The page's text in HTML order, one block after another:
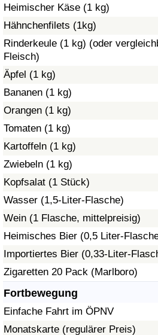
Heimischer Käse (1 kg)
Hähnchenfilets (1kg)
Rinderkeule (1 kg) (oder
Fleisch)
Äpfel (1 kg)
Bananen (1 kg)
Orangen (1 kg)
Tomaten (1 kg)
Kartoffeln (1 kg)
Zwiebeln (1 kg)
Kopfsalat (1 Stück)
Wasser (1,5-Liter-Flasche)
Wein (1 Flasche, mittelpreisig)
Heimisches Bier (0,5 Liter-
Importiertes Bier (0,33-Liter-
Zigaretten 20 Pack (Marlboro)
Fortbewegung
Einfache Fahrt im ÖPNV
Monatskarte (regulärer Preis)
Gesundheitsversorgungs-Index
Umweltverschmutzung
Verschmutzungsindex
Umweltverschmutzungs-Index
Verkehr
Verkehrs-Index
Verkehrs-Index (aktuell)
Verkehrs-Index nach Land